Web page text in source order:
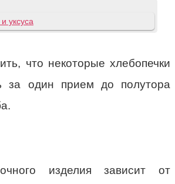
уксуса
что некоторые хлебопечки
за один прием до полутора
изделия зависит от